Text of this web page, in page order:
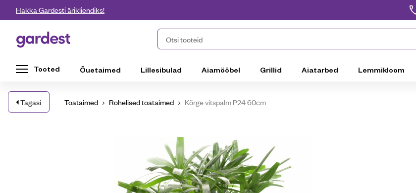
Liigu edasi põhisisu juurde
Hakka Gardesti ärikliendiks!
Gardest Otsi tooteid
Tooted Õuetaimed Lillesibulad Aiamööbel Grillid Aiatarbed Lemmikloom
Tagasi Toataimed Rohelised toataimed Kõrge vitspalm P24 60cm